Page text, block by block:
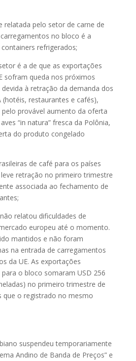
relatada pelo setor de carne de
no bloco é a
refrigerados;
é a de que as exportações
sofram queda nos próximos
à retração da demanda dos
(hotéis, restaurantes e cafés),
provável aumento da oferta
“in natura” fresca da Polônia,
do produto congelado
de café para os países
retração no primeiro trimestre
associada ao fechamento de
relatou dificuldades de
europeu até o momento.
mantidos e não foram
na entrada de carregamentos
da UE. As exportações
o bloco somaram USD 256
no primeiro trimestre de
que o registrado no mesmo
suspendeu temporariamente
Andino de Banda de Preços” e